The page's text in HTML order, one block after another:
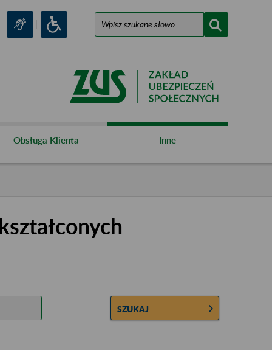
Obsługa Klienta Inne
SZUKAJ